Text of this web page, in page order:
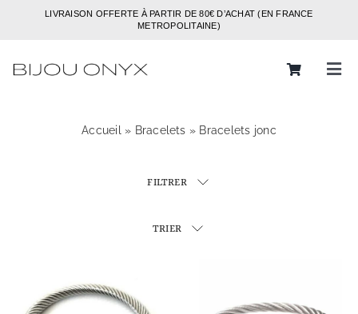
LIVRAISON OFFERTE À PARTIR DE 80€ D’ACHAT (EN FRANCE
METROPOLITAINE)
Colliers
Accueil » Bracelets » Bracelets jonc
FILTRER
TRIER